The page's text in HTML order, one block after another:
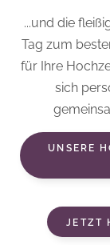
...und die
Tag zum
für Ihre
sich
UNSERE
JETZT